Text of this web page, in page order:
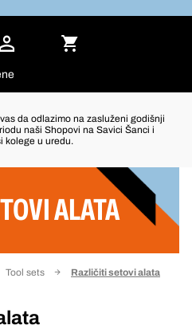
da odlazimo na zasluženi godišnji
naši Shopovi na Savici Šanci i
kolege u uredu.
ALATA
Tool sets Različiti setovi alata